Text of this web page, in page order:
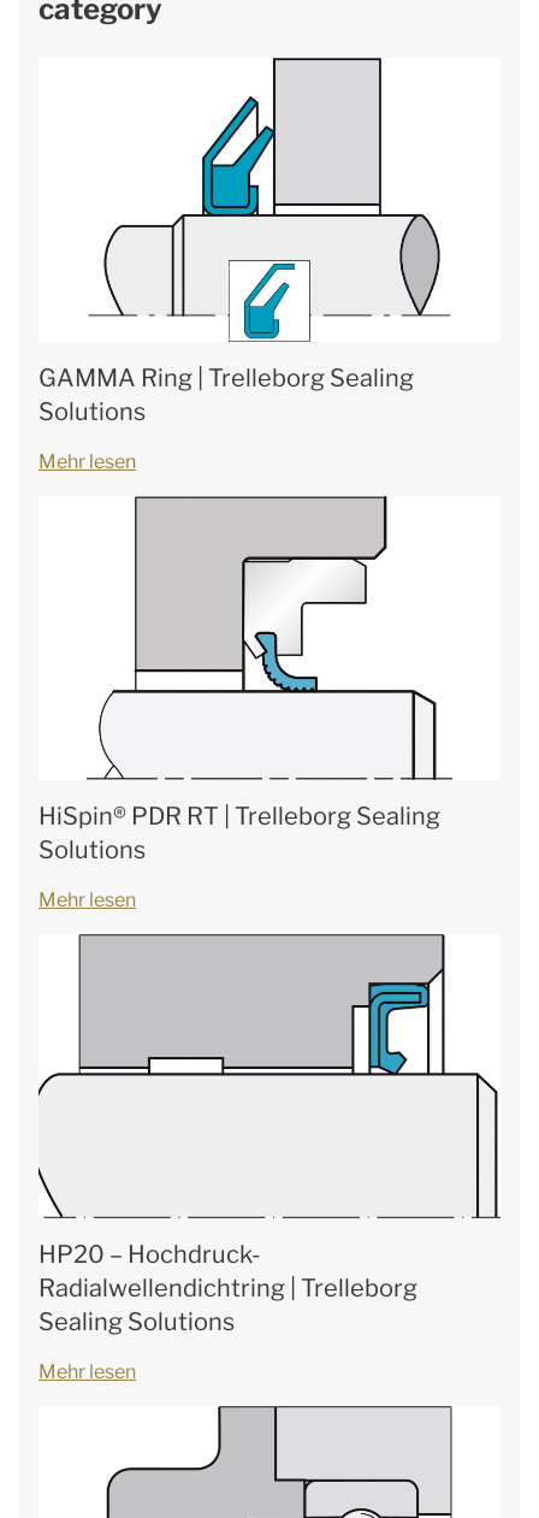
category
GAMMA Ring | Trelleborg Sealing
Solutions
Mehr lesen
HiSpin® PDR RT | Trelleborg Sealing
Solutions
Mehr lesen
HP20 – Hochdruck-
Radialwellendichtring | Trelleborg
Sealing Solutions
Mehr lesen